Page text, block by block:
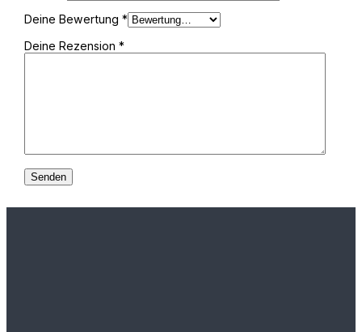
Deine Bewertung *
Deine Rezension *